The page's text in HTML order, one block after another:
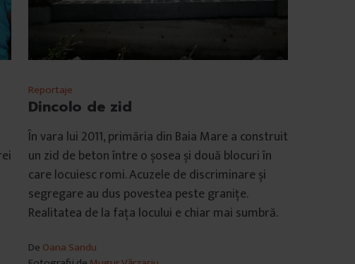
Reportaje
Dincolo de zid
În vara lui 2011, primăria din Baia Mare a construit
un zid de beton între o șosea și două blocuri în
care locuiesc romi. Acuzele de discriminare și
segregare au dus povestea peste granițe.
Realitatea de la fața locului e chiar mai sumbră.
De Oana Sandu